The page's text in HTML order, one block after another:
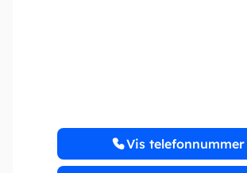
Vis telefonnummer